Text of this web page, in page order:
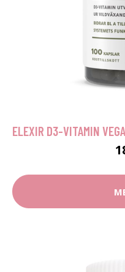
ELEXIR D3-VITAMIN